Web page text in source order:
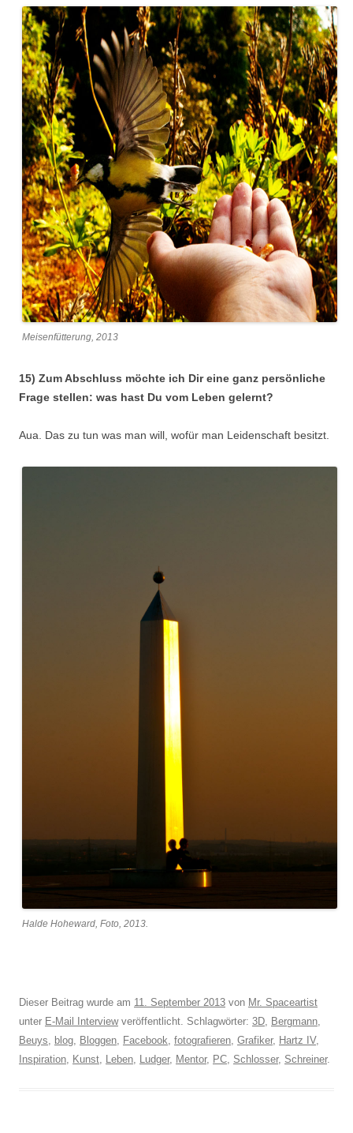
Meisenfütterung, 2013
15) Zum Abschluss möchte ich Dir eine ganz persönliche
Frage stellen: was hast Du vom Leben gelernt?
Aua. Das zu tun was man will, wofür man Leidenschaft besitzt.
Halde Hoheward, Foto, 2013.
Dieser Beitrag wurde am 11. September 2013 von Mr. Spaceartist
unter E-Mail Interviewveröffentlicht. Schlagwörter: 3D, Bergmann,
Beuys, blog, Bloggen, Facebook, fotografieren, Grafiker, Hartz IV,
Inspiration, Kunst, Leben, Ludger, Mentor, PC, Schlosser, Schreiner.